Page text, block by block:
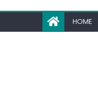
HOME